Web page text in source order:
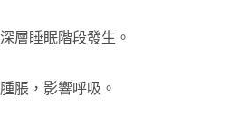
層睡眠階段發生。
脹，影響呼吸。